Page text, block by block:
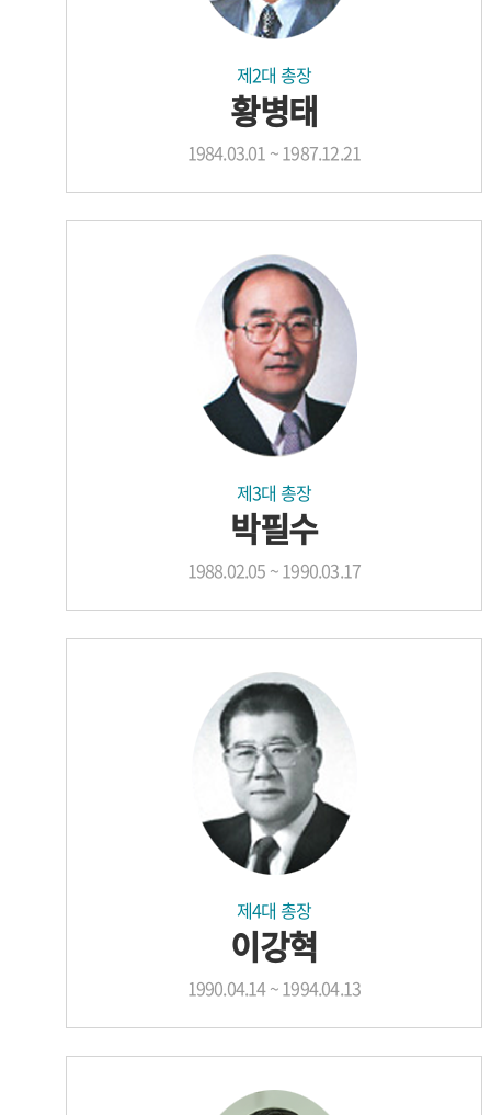
제2대 총장
황병태
1984.03.01 ~ 1987.12.21
제3대 총장
박필수
1988.02.05 ~ 1990.03.17
제4대 총장
이강혁
1990.04.14 ~ 1994.04.13